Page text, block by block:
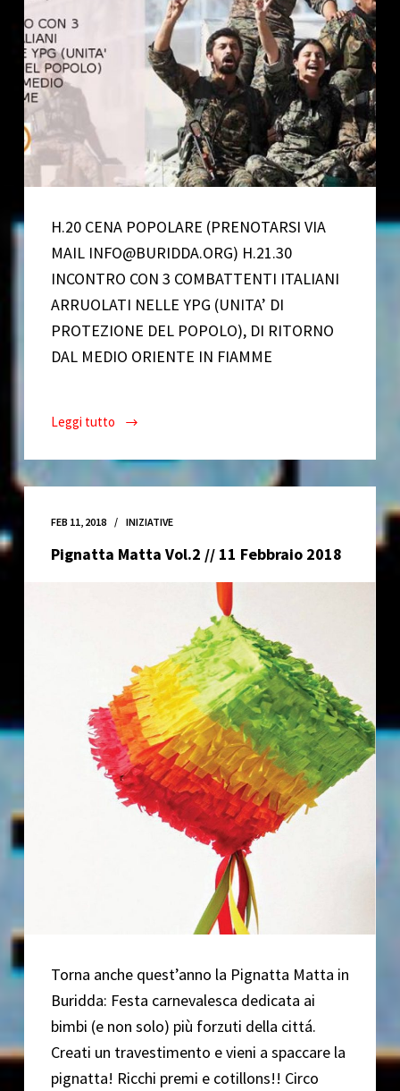
H.20 CENA POPOLARE (PRENOTARSI VIA
MAIL INFO@BURIDDA.ORG) H.21.30
INCONTRO CON 3 COMBATTENTI ITALIANI
ARRUOLATI NELLE YPG (UNITA’ DI
PROTEZIONE DEL POPOLO), DI RITORNO
DAL MEDIO ORIENTE IN FIAMME
Leggi tutto
Voci
Kurdistan:
Afrin
ogni
FEB 11, 2018 INIZIATIVE
Pignatta Matta Vol.2 // 11 Febbraio 2018
Torna anche quest’anno la Pignatta Matta in
Buridda: Festa carnevalesca dedicata ai
bimbi (e non solo) più forzuti della cittá.
Creati un travestimento e vieni a spaccare la
pignatta! Ricchi premi e cotillons!! Circo